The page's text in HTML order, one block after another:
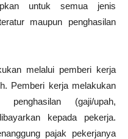
untuk semua jenis
maupun penghasilan
melalui pemberi kerja
Pemberi kerja melakukan
(gaji/upah,
kepada pekerja.
pajak pekerjanya